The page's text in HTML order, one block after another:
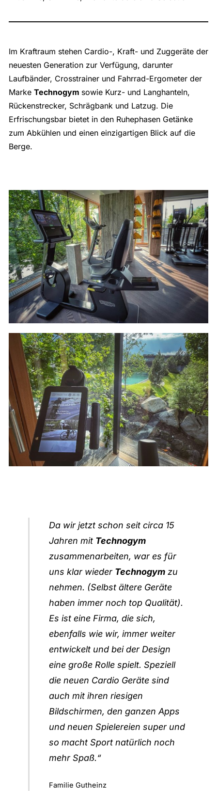
Im Kraftraum stehen Cardio-, Kraft- und Zuggeräte der
neuesten Generation zur Verfügung, darunter
Laufbänder, Crosstrainer und Fahrrad-Ergometer der
Marke Technogym sowie Kurz- und Langhanteln,
Rückenstrecker, Schrägbank und Latzug. Die
Erfrischungsbar bietet in den Ruhephasen Getänke
zum Abkühlen und einen einzigartigen Blick auf die
Berge.
Da wir jetzt schon seit circa 15
Jahren mit Technogym
zusammenarbeiten, war es für
uns klar wieder Technogymzu
nehmen. (Selbst ältere Geräte
haben immer noch top Qualität).
Es ist eine Firma, die sich,
ebenfalls wie wir, immer weiter
entwickelt und bei der Design
eine große Rolle spielt. Speziell
die neuen Cardio Geräte sind
auch mit ihren riesigen
Bildschirmen, den ganzen Apps
und neuen Spielereien super und
so macht Sport natürlich noch
mehr Spaß.“
Familie Gutheinz